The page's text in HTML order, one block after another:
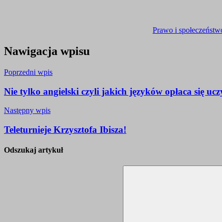
Prawo i
Nawigacja wpisu
Poprzedni wpis
Nie tylko angielski czyli jakich języków opłaca się
Następny wpis
Teleturnieje Krzysztofa Ibisza!
Odszukaj artykuł